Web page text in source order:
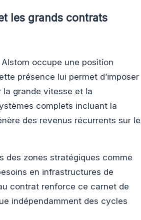
les grands contrats
occupe une position
présence lui permet d’imposer
grande vitesse et la
complets incluant la
des revenus récurrents sur le
des zones stratégiques comme
en infrastructures de
contrat renforce ce carnet de
indépendamment des cycles